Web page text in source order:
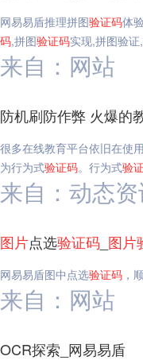
网易易盾推理拼图验证码体
码,拼图验证码实现,拼图验
来自：网站
防机刷防作弊 火爆的
很多在线教育平台依旧在使用
为行为式验证码。行为式验
来自：动态
图片点选验证码 图片
网易易盾图中点选验证码 ，
来自：网站
OCR探索_网易易盾